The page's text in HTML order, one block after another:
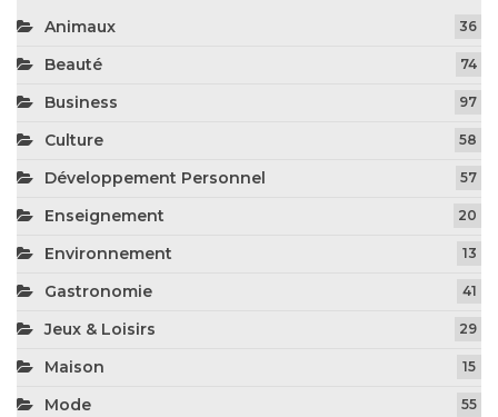
Animaux 36
Beauté 74
Business 97
Culture 58
Développement Personnel 57
Enseignement 20
Environnement 13
Gastronomie 41
Jeux & Loisirs 29
Maison 15
Mode 55